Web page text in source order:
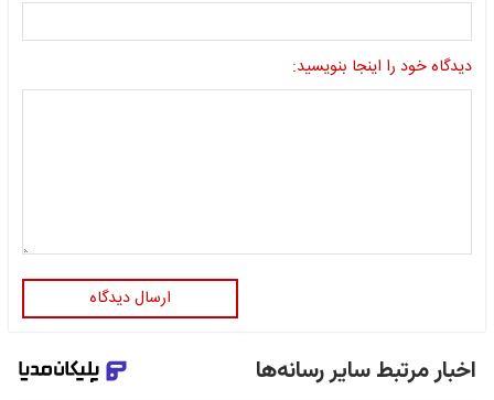
دیدگاه خود را اینجا بنویسید:
ارسال دیدگاه